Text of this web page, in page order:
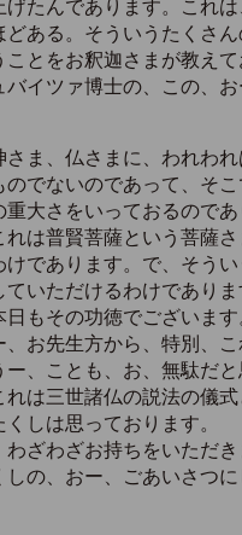
たんであります。これ
ある。そういうたくさ
とをお釈迦さまが教え
イツァ博士の、この、
ま、仏さまに、われわ
でないのであって、そ
大さをいっておるのであ
は普賢菩薩という菩薩
であります。で、そう
いただけるわけであり
もその功徳でございます
お先生方から、特別、こ
、ことも、お、無駄だ
は三世諸仏の説法の儀
しは思っております。
ざわざお持ちをいただ
の、おー、ごあいさつに